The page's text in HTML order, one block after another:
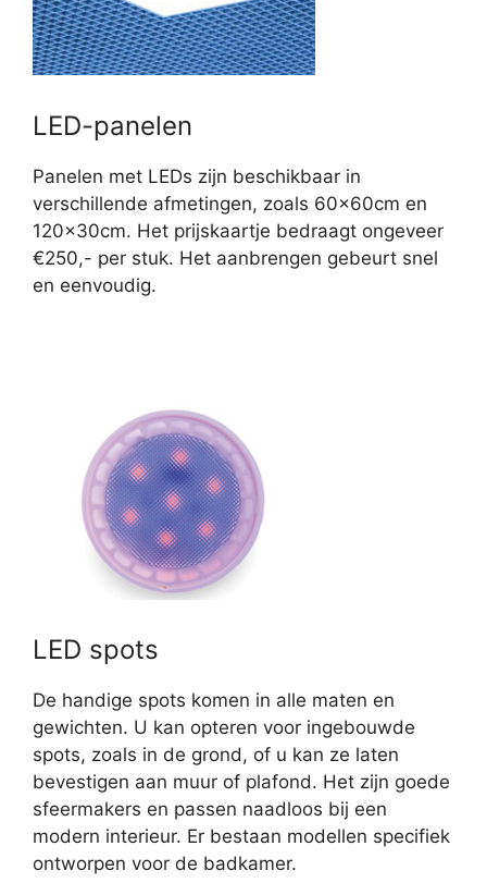
LED-panelen
Panelen met LEDs zijn beschikbaar in
verschillende afmetingen, zoals 60x60cm en
120x30cm. Het prijskaartje bedraagt ongeveer
€250,- per stuk. Het aanbrengen gebeurt snel
en eenvoudig.
LED spots
De handige spots komen in alle maten en
gewichten. U kan opteren voor ingebouwde
spots, zoals in de grond, of u kan ze laten
bevestigen aan muur of plafond. Het zijn goede
sfeermakers en passen naadloos bij een
modern interieur. Er bestaan modellen specifiek
ontworpen voor de badkamer.